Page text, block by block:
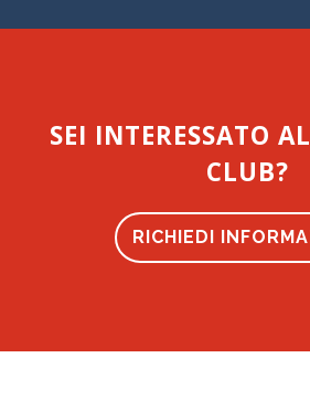
SEI INTERESSATO
CLUB?
RICHIEDI